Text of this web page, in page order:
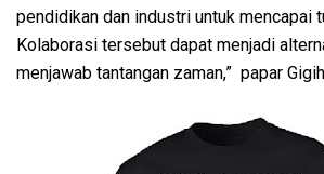
pendidikan dan industri untuk mencapai
Kolaborasi tersebut dapat menjadi
menjawab tantangan zaman,” papar